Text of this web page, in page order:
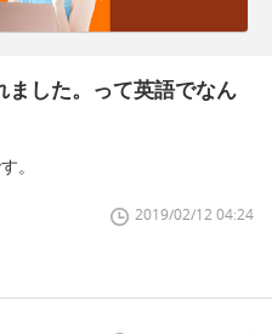
ました。って英語でなん
。
2019/02/12 04:24